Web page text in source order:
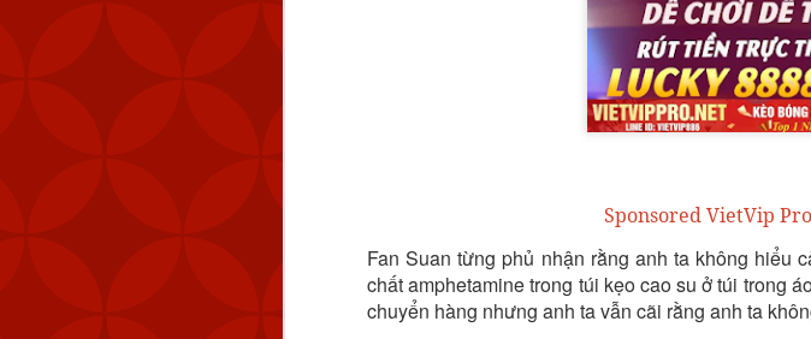
Sponsored VietVip
Fan Suan từng phủ nhận rằng anh ta không hiểu
chất amphetamine trong túi kẹo cao su ở túi trong
chuyển hàng nhưng anh ta vẫn cãi rằng anh ta
Chiến thuật vùng xám được định nghĩa là “một nỗ lực
ở trạng thái ổn định nhằm đạt được các mục tiêu an ninh
HƯỚNG DẪN CHI TIẾT CÁCH CHƠI LÔ ĐỀ & TỈ LỆ